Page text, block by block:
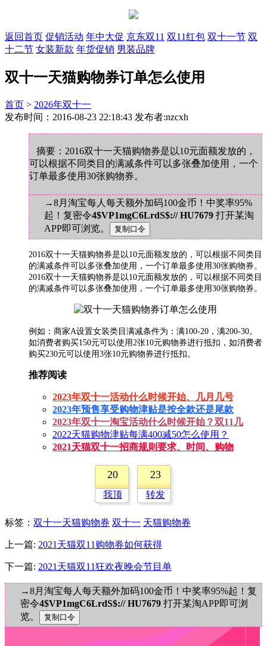
返回首页 促销活动 年中大促 京东双11 双11红包 双十一节 双
十二节 女装新款 年货促销 男装品牌
双十一天猫购物券订单怎么使用
首页 > 2026年双十一
发布时间：2016-08-23 22:18:43 发布者:nzcxh
摘要：2016双十一天猫购物券是以10元面额发放的，
可以根据不同类目的满减条件可以多张叠加使用，一个
订单最多使用30张购物券。
→8月淘宝每人每天额外加码100金币！中奖率95%
起！复密令4$VP1mgC6LrdS$:// HU7679 打开某淘
APP即可浏览。
2016双十一天猫购物券是以10元面额发放的，可以根据不同类目
的满减条件可以多张叠加使用，一个订单最多使用30张购物券。
2016双十一天猫购物券是以10元面额发放的，可以根据不同类目
的满减条件可以多张叠加使用，一个订单最多使用30张购物券。
例如：商家A设置女装类目满减条件为：满100-20，满200-30。
如消费者购买150元可以使用2张10元购物券进行抵扣，如消费者
购买230元可以使用3张10元购物券进行抵扣。
推荐阅读
2023年双十一活动什么时候开始、几月几号
2023年预售享受购物津贴是按全款还是尾款
2023年双十一淘宝活动什么时候开始？双11几
2022天猫购物津贴每满400减50怎么使用？
2021天猫双十一招商规则要求、时间、购物
20
我顶
23
转发
标签 ： 双十一天猫购物券 双十一 天猫购物券
上一篇: 2021天猫双11购物券如何获得
下一篇: 2021天猫双11狂欢夜晚会节目单
→8月淘宝每人每天额外加码100金币！中奖率95%起！复
密令4$VP1mgC6LrdS$:// HU7679 打开某淘APP即可浏
览。